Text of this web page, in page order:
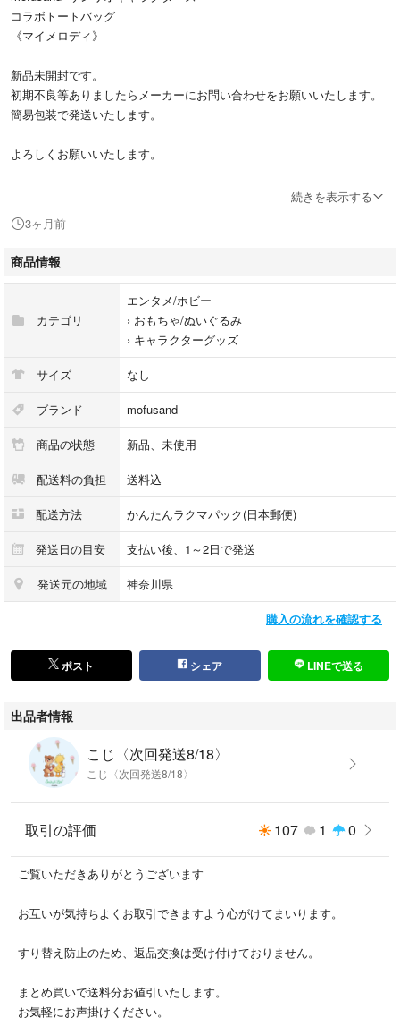
コラボトートバッグ
《マイメロディ》
新品未開封です。
初期不良等ありましたらメーカーにお問い合わせをお願いいたします。
簡易包装で発送いたします。
よろしくお願いいたします。
#ガチャガチャ #カプセルトイ
続きを表示する
3ヶ月前
商品情報
カテゴリ
エンタメ/ホビー
› おもちゃ/ぬいぐるみ
› キャラクターグッズ
サイズ なし
ブランド mofusand
商品の状態 新品、未使用
配送料の負担 送料込
配送方法 かんたんラクマパック(日本郵便)
発送日の目安 支払い後、1～2日で発送
発送元の地域 神奈川県
購入の流れを確認する
ポスト シェア LINEで送る
出品者情報
こじ〈次回発送8/18〉
こじ〈次回発送8/18〉
取引の評価 107 1 0
ご覧いただきありがとうございます
お互いが気持ちよくお取引できますよう心がけてまいります。
すり替え防止のため、返品交換は受け付けておりません。
まとめ買いで送料分お値引いたします。
お気軽にお声掛けください。